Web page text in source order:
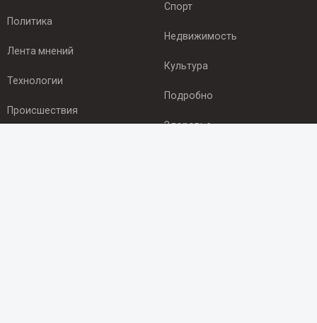
Политика
Лента мнений
Технологии
Происшествия
Спорт
Недвижимость
Культура
Подробно
Здоровье